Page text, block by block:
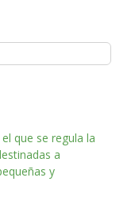
que se regula la
a
y